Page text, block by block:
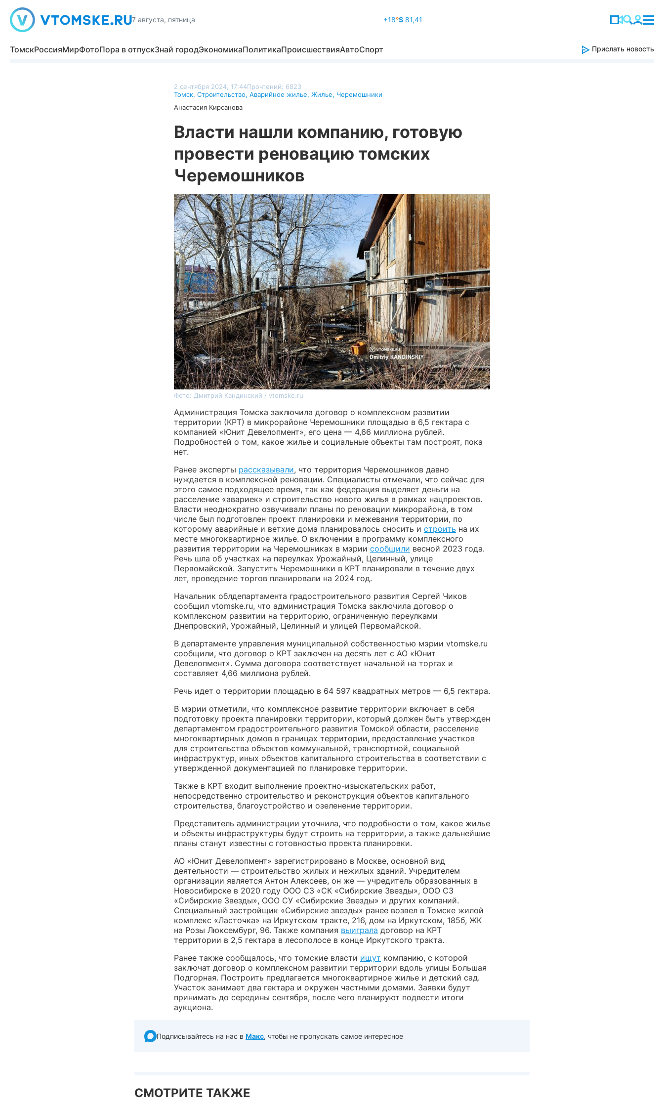
7 августа, пятница +18°$81,41
ТомскРоссияМирФотоПора в отпускЗнай городЭкономикаПолитикаПроисшествияАвтоСпорт Прислать новость
2 сентября 2024, 17:44Прочтений: 6823
Томск, Строительство, Аварийное жилье, Жилье, Черемошники
Анастасия Кирсанова
Власти нашли компанию, готовую
провести реновацию томских
Черемошников
Фото: Дмитрий Кандинский / vtomske.ru
Администрация Томска заключила договор о комплексном развитии
территории (КРТ) в микрорайоне Черемошники площадью в 6,5 гектара с
компанией «Юнит Девелопмент», его цена — 4,66 миллиона рублей.
Подробностей о том, какое жилье и социальные объекты там построят, пока
нет.
Ранее эксперты рассказывали, что территория Черемошников давно
нуждается в комплексной реновации. Специалисты отмечали, что сейчас для
этого самое подходящее время, так как федерация выделяет деньги на
расселение «авариек» и строительство нового жилья в рамках нацпроектов.
Власти неоднократно озвучивали планы по реновации микрорайона, в том
числе был подготовлен проект планировки и межевания территории, по
которому аварийные и ветхие дома планировалось сносить и строить на их
месте многоквартирное жилье. О включении в программу комплексного
развития территории на Черемошниках в мэрии сообщили весной 2023 года.
Речь шла об участках на переулках Урожайный, Целинный, улице
Первомайской. Запустить Черемошники в КРТ планировали в течение двух
лет, проведение торгов планировали на 2024 год.
Начальник облдепартамента градостроительного развития Сергей Чиков
сообщил vtomske.ru, что администрация Томска заключила договор о
комплексном развитии на территорию, ограниченную переулками
Днепровский, Урожайный, Целинный и улицей Первомайской.
В департаменте управления муниципальной собственностью мэрии vtomske.ru
сообщили, что договор о КРТ заключен на десять лет с АО «Юнит
Девелопмент». Сумма договора соответствует начальной на торгах и
составляет 4,66 миллиона рублей.
Речь идет о территории площадью в 64 597 квадратных метров — 6,5 гектара.
В мэрии отметили, что комплексное развитие территории включает в себя
подготовку проекта планировки территории, который должен быть утвержден
департаментом градостроительного развития Томской области, расселение
многоквартирных домов в границах территории, предоставление участков
для строительства объектов коммунальной, транспортной, социальной
инфраструктур, иных объектов капитального строительства в соответствии с
утвержденной документацией по планировке территории.
Также в КРТ входит выполнение проектно-изыскательских работ,
непосредственно строительство и реконструкция объектов капитального
строительства, благоустройство и озеленение территории.
Представитель администрации уточнила, что подробности о том, какое жилье
и объекты инфраструктуры будут строить на территории, а также дальнейшие
планы станут известны с готовностью проекта планировки.
АО «Юнит Девелопмент» зарегистрировано в Москве, основной вид
деятельности — строительство жилых и нежилых зданий. Учредителем
организации является Антон Алексеев, он же — учредитель образованных в
Новосибирске в 2020 году ООО СЗ «СК «Сибирские Звезды», ООО СЗ
«Сибирские Звезды», ООО СУ «Сибирские Звезды» и других компаний.
Специальный застройщик «Сибирские звезды» ранее возвел в Томске жилой
комплекс «Ласточка» на Иркутском тракте, 216, дом на Иркутском, 185б, ЖК
на Розы Люксембург, 96. Также компания выиграла договор на КРТ
территории в 2,5 гектара в лесополосе в конце Иркутского тракта.
Ранее также сообщалось, что томские власти ищут компанию, с которой
заключат договор о комплексном развитии территории вдоль улицы Большая
Подгорная. Построить предлагается многоквартирное жилье и детский сад.
Участок занимает два гектара и окружен частными домами. Заявки будут
принимать до середины сентября, после чего планируют подвести итоги
аукциона.
Подписывайтесь на нас в Макс, чтобы не пропускать самое интересное
СМОТРИТЕ ТАКЖЕ